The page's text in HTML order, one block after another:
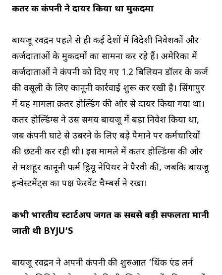
कतर की कंपनी ने दायर किया था मुकदमा
बायजू रवींद्रन पहले से ही कई देशों में विदेशी निवेशकों और
कर्जदाताओं के मुकदमों का सामना कर रहे हैं। अमेरिका में
कर्जदाताओं ने कंपनी को दिए गए 1.2 बिलियन डॉलर के कर्ज
की वसूली के लिए कानूनी कार्रवाई शुरू कर रखी है। सिंगापुर
में यह मामला क़तर होल्डिंग की ओर से दायर किया गया था।
कतर होल्डिंग्स ने उस समय बायजू में बड़ा निवेश किया था,
जब कंपनी घाटे से उबरने के लिए बड़े पैमाने पर कर्मचारियों
की छंटनी कर रही थी। इस मामले में कतर होल्डिंग्स की ओर
से मशहूर कानूनी फर्म ड्रियू नेपियर ने पैरवी की, जबकि बायजू
इन्वेस्टमेंट्स का पक्ष फेरवेंट चैम्बर्स ने रखा।
कभी भारतीय स्टार्टअप जगत की सबसे बड़ी सफलता मानी
जाती थी BYJU’S
बायजू रवींद्रन ने अपनी कंपनी की शुरुआत ‘थिंक एंड लर्न